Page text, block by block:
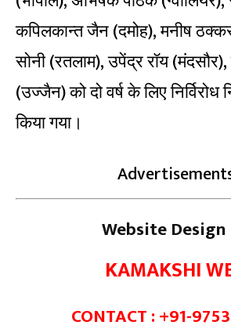
कपिलकान्त जैन (दमोह), मनीष
सोनी (रतलाम), उपेंद्र रॉय
(उज्जैन) को दो वर्ष के लिए निर्विरोध
किया गया।
Website Design
KAMAKSHI
CONTACT : +91-